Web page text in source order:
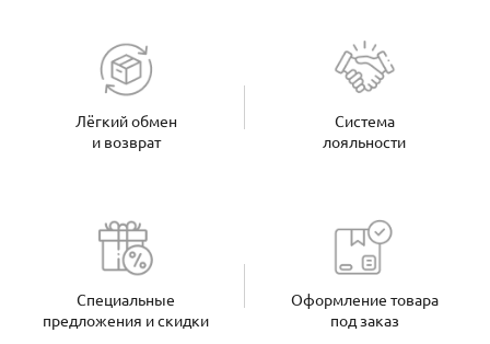
Лёгкий обмен
и возврат
Система
лояльности
Специальные
предложения и скидки
Оформление товара
под заказ